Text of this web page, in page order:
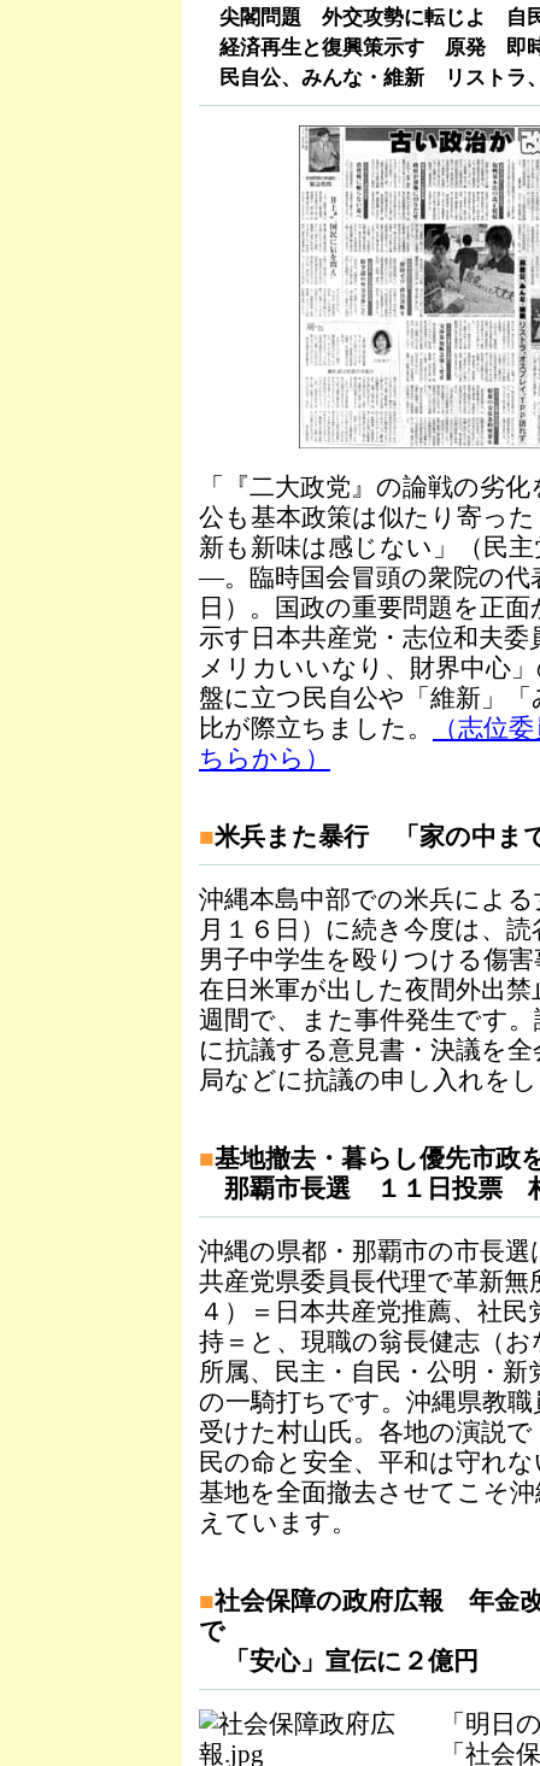
尖閣問題 外交攻勢に転じよ 自
経済再生と復興策示す 原発 即
民自公、みんな・維新 リストラ
「『二大政党』の論戦の劣
公も基本政策は似たり寄っ
新も新味は感じない」（民
―。臨時国会冒頭の衆院の代
日）。国政の重要問題を正
示す日本共産党・志位和夫
メリカいいなり、財界中心
盤に立つ民自公や「維新」
比が際立ちました。
（志位
ちらから）
■米兵また暴行 「家の中ま
沖縄本島中部での米兵によ
月１６日）に続き今度は、
男子中学生を殴りつける傷
在日米軍が出した夜間外出
週間で、また事件発生です
に抗議する意見書・決議を
局などに抗議の申し入れを
■基地撤去・暮らし優先市政
那覇市長選 １１日投票
沖縄の県都・那覇市の市長
共産党県委員長代理で革新
４）＝日本共産党推薦、社
持＝と、現職の翁長健志（
所属、民主・自民・公明・
の一騎打ちです。沖縄県教
受けた村山氏。各地の演説
民の命と安全、平和は守れ
基地を全面撤去させてこそ
えています。
■社会保障の政府広報 年金
で
「安心」宣伝に２億円
「明日
「社会